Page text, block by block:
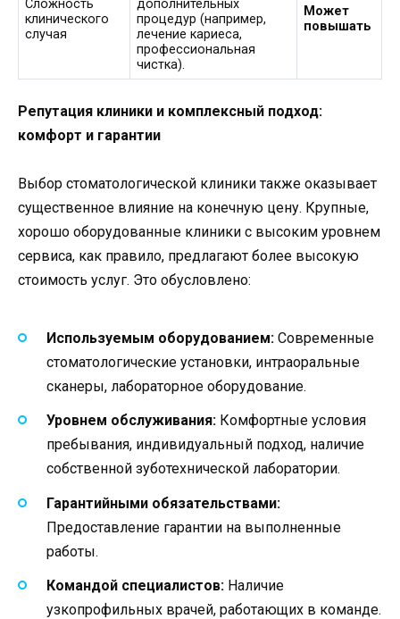
Сложность
клинического
случая
дополнительных
процедур (например,
лечение кариеса,
профессиональная
чистка).
Может
повышать
Репутация клиники и комплексный подход:
комфорт и гарантии
Выбор стоматологической клиники также оказывает
существенное влияние на конечную цену. Крупные,
хорошо оборудованные клиники с высоким уровнем
сервиса, как правило, предлагают более высокую
стоимость услуг. Это обусловлено:
Используемым оборудованием: Современные
стоматологические установки, интраоральные
сканеры, лабораторное оборудование.
Уровнем обслуживания: Комфортные условия
пребывания, индивидуальный подход, наличие
собственной зуботехнической лаборатории.
Гарантийными обязательствами:
Предоставление гарантии на выполненные
работы.
Командой специалистов: Наличие
узкопрофильных врачей, работающих в команде.